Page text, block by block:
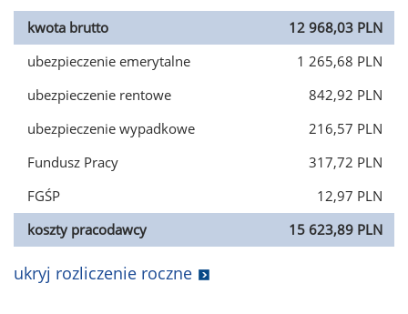
kwota brutto
12 968,03 PLN
ubezpieczenie emerytalne
1 265,68 PLN
ubezpieczenie rentowe
842,92 PLN
ubezpieczenie wypadkowe
216,57 PLN
Fundusz Pracy
317,72 PLN
FGŚP
12,97 PLN
koszty pracodawcy
15 623,89 PLN
ukryj rozliczenie roczne